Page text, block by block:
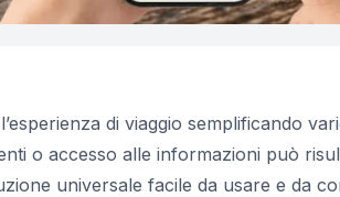
di viaggio semplificando
o accesso alle informazioni può
universale facile da usare e da